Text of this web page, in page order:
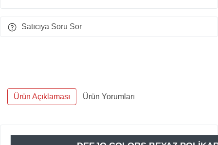
Satıcıya Soru Sor
Ürün Açıklaması Ürün Yorumları